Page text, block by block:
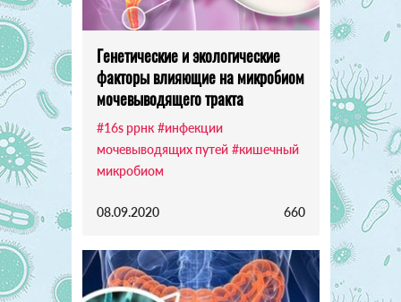
Генетические и экологические
факторы влияющие на микробиом
мочевыводящего тракта
#16s ррнк #инфекции
мочевыводящих путей #кишечный
микробиом
08.09.2020 660